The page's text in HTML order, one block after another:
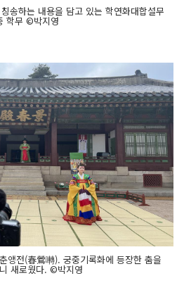
송하는 내용을 담고 있는 학연화대합설무
학무 ©박지영
앵전(春鶯囀). 궁중기록화에 등장한 춤을
새로웠다. ©박지영